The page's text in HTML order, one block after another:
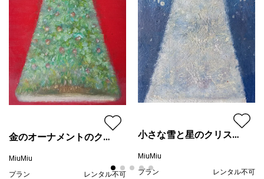
金のオーナメントのクリ
MiuMiu
プラン
レンタル不可
小さな雪と星のクリスマ
MiuMiu
プラン
レンタル不可